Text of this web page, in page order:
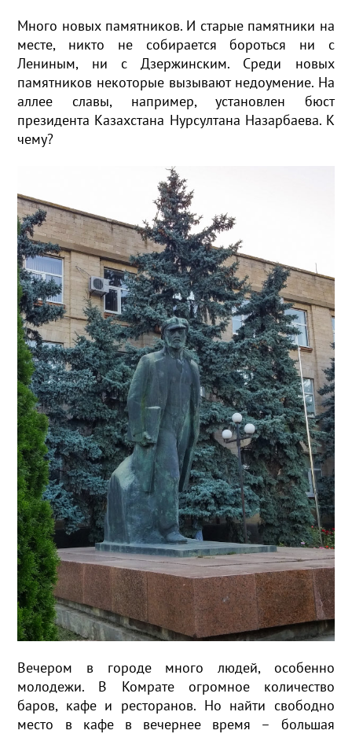
Много новых памятников. И старые памятники на
месте, никто не собирается бороться ни с
Лениным, ни с Дзержинским. Среди новых
памятников некоторые вызывают недоумение. На
аллее славы, например, установлен бюст
президента Казахстана Нурсултана Назарбаева. К
чему?
Вечером в городе много людей, особенно
молодежи. В Комрате огромное количество
баров, кафе и ресторанов. Но найти свободно
место в кафе в вечернее время – большая